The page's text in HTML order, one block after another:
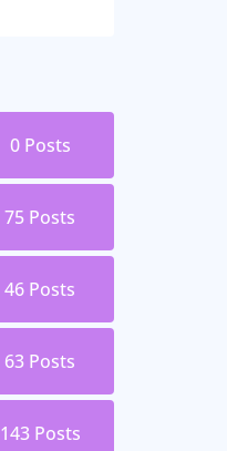
0 Posts
75 Posts
46 Posts
63 Posts
143 Posts